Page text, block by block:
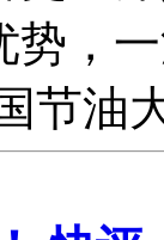
势，
节油